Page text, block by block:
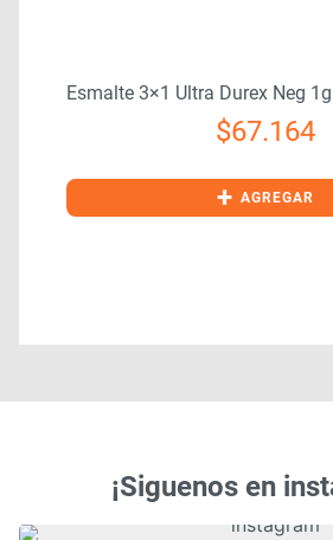
Esmalte 3×1 Ultra Durex Neg
$67.164
+ AGREGAR
¡Siguenos en